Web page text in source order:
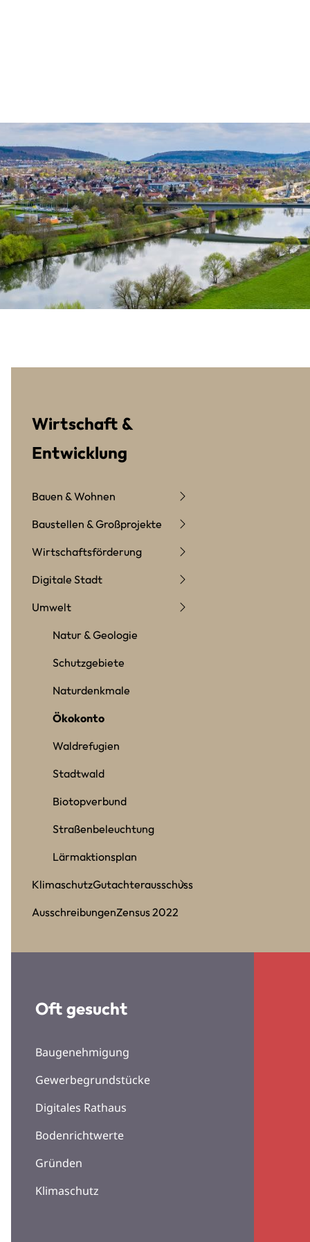
Wirtschaft &
Entwicklung
Bauen & Wohnen
Baustellen & Großprojekte
Wirtschaftsförderung
Digitale Stadt
Umwelt
Natur & Geologie
Schutzgebiete
Naturdenkmale
Ökokonto
Waldrefugien
Stadtwald
Biotopverbund
Straßenbeleuchtung
Lärmaktionsplan
KlimaschutzGutachterausschuss
AusschreibungenZensus 2022
Oft gesucht
Baugenehmigung
Gewerbegrundstücke
Digitales Rathaus
Bodenrichtwerte
Gründen
Klimaschutz